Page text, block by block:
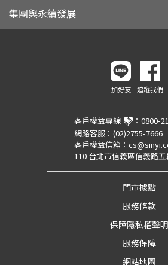
集團與永續發展
加好友 追蹤我們
客戶權益專線 ： 0800-
網路客服： (02)2755-7666
客戶權益信箱：
110 台北市信義區信義路
門市據點
服務條款
保障隱私權聲明
服務保障
網站地圖